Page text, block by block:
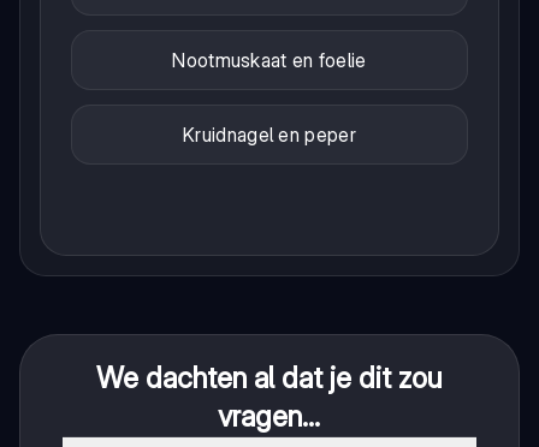
Nootmuskaat en foelie
Kruidnagel en peper
We dachten al dat je dit zou
vragen...